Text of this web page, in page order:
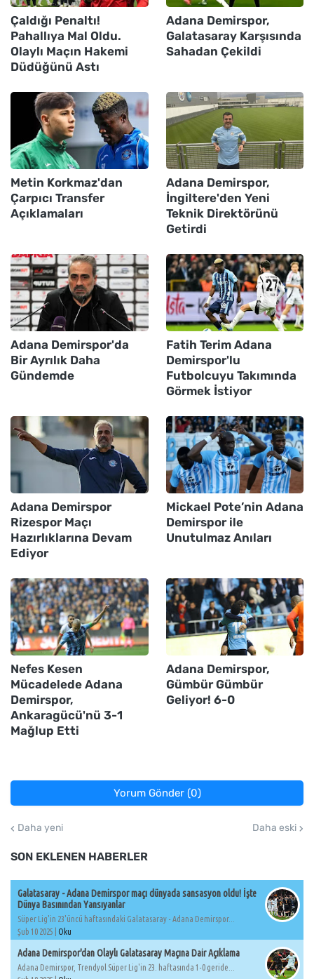
Çaldığı Penaltı!
Pahallıya Mal Oldu.
Olaylı Maçın Hakemi
Düdüğünü Astı
Adana Demirspor,
Galatasaray Karşısında
Sahadan Çekildi
Metin Korkmaz'dan
Çarpıcı Transfer
Açıklamaları
Adana Demirspor,
İngiltere'den Yeni
Teknik Direktörünü
Getirdi
Adana Demirspor'da
Bir Ayrılık Daha
Gündemde
Fatih Terim Adana
Demirspor'lu
Futbolcuyu Takımında
Görmek İstiyor
Adana Demirspor
Rizespor Maçı
Hazırlıklarına Devam
Ediyor
Mickael Pote’nin Adana
Demirspor ile
Unutulmaz Anıları
Nefes Kesen
Mücadelede Adana
Demirspor,
Ankaragücü'nü 3-1
Mağlup Etti
Adana Demirspor,
Gümbür Gümbür
Geliyor! 6-0
Yorum Gönder (0)
Daha yeni Daha eski
SON EKLENEN HABERLER
Galatasaray - Adana Demirspor maçı dünyada sansasyon oldu! İşte
Dünya Basınından Yansıyanlar
Süper Lig'in 23'üncü haftasındaki Galatasaray - Adana Demirspor...
Şub 10 2025 | Oku
Adana Demirspor'dan Olaylı Galatasaray Maçına Dair Açıklama
Adana Demirspor, Trendyol Süper Lig'in 23. haftasında 1-0 geride...